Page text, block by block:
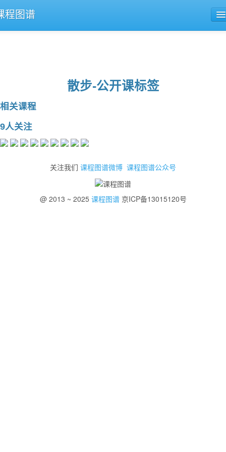
程图谱
散步-公开课标签
相关课程
9人关注
关注我们 课程图谱微博 课程图谱公众号
@ 2013 ~ 2025 课程图谱京ICP备13015120号